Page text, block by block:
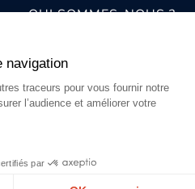
QUI SOMMES-NOUS ?
& CARROSSERIES
MENTIONS LÉGALES
GÉNÉRALES DE VENTE